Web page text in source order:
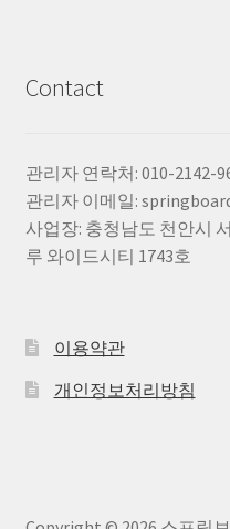
Contact
관리자 연락처: 010-2142-
관리자 이메일:
사업장: 충청남도 천안시
루 와이드시티 1743호
이용약관
개인정보처리방침